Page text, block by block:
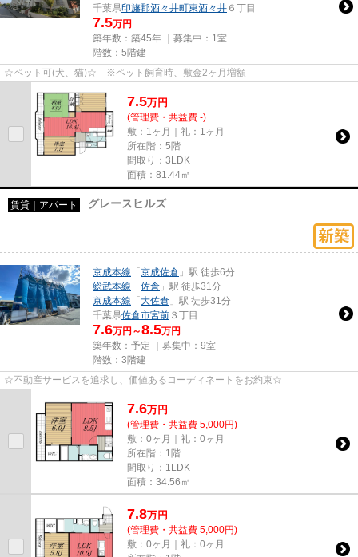
千葉県印旛郡酒々井町東酒々井 ６丁目
7.5万円
築年数：築45年 ｜募集中： 1室
階数：5階建
☆ペット可(犬、猫)☆ ※ペット飼育時、敷金2ヶ月増額
7.5万円
(管理費・共益費 -)
敷：1ヶ月｜礼：1ヶ月
所在階：5階
間取り：3LDK
面積：81.44㎡
賃貸｜アパート グレースヒルズ
京成本線 「京成佐倉 」駅 徒歩6分
総武本線 「佐倉 」駅 徒歩31分
京成本線 「大佐倉 」駅 徒歩31分
千葉県佐倉市宮前 ３丁目
7.6万円～8.5万円
築年数：予定 ｜募集中： 9室
階数：3階建
☆不動産サービスを追求し、価値あるコーディネートをお約束☆
7.6万円
(管理費・共益費 5,000円)
敷：0ヶ月｜礼：0ヶ月
所在階：1階
間取り：1LDK
面積：34.56㎡
7.8万円
(管理費・共益費 5,000円)
敷：0ヶ月｜礼：0ヶ月